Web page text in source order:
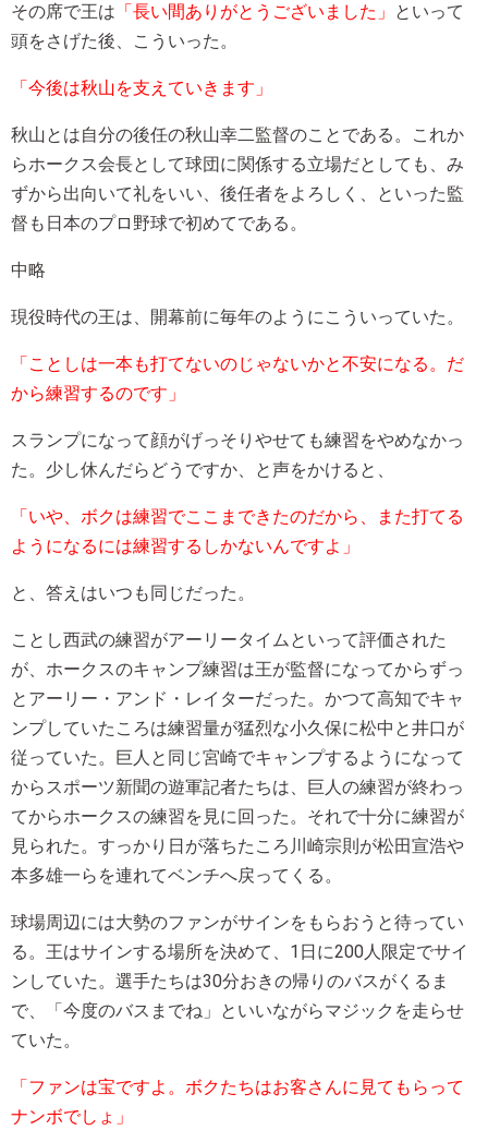
その席で王は 「長い間ありがとうございました」 といって
頭をさげた後、こういった。
「今後は秋山を支えていきます」
秋山とは自分の後任の秋山幸二監督のことである。これか
らホークス会長として球団に関係する立場だとしても、み
ずから出向いて礼をいい、後任者をよろしく、といった監
督も日本のプロ野球で初めてである。
中略
現役時代の王は、開幕前に毎年のようにこういっていた。
「ことしは一本も打てないのじゃないかと不安になる。だ
から練習するのです」
スランプになって顔がげっそりやせても練習をやめなかっ
た。少し休んだらどうですか、と声をかけると、
「いや、ボクは練習でここまできたのだから、また打てる
ようになるには練習するしかないんですよ」
と、答えはいつも同じだった。
ことし西武の練習がアーリータイムといって評価された
が、ホークスのキャンプ練習は王が監督になってからずっ
とアーリー・アンド・レイターだった。かつて高知でキャ
ンプしていたころは練習量が猛烈な小久保に松中と井口が
従っていた。巨人と同じ宮崎でキャンプするようになって
からスポーツ新聞の遊軍記者たちは、巨人の練習が終わっ
てからホークスの練習を見に回った。それで十分に練習が
見られた。すっかり日が落ちたころ川崎宗則が松田宣浩や
本多雄一らを連れてベンチへ戻ってくる。
球場周辺には大勢のファンがサインをもらおうと待ってい
る。王はサインする場所を決めて、1日に200人限定でサイ
ンしていた。選手たちは30分おきの帰りのバスがくるま
で、「今度のバスまでね」といいながらマジックを走らせ
ていた。
「ファンは宝ですよ。ボクたちはお客さんに見てもらって
ナンボでしょ」